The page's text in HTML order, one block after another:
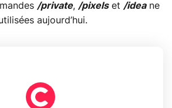
/private, /pixelset /ideane
aujourd’hui.